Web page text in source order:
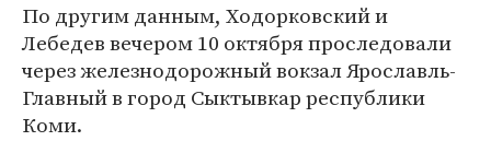
По другим данным, Ходорковский и
Лебедев вечером 10 октября проследовали
через железнодорожный вокзал Ярославль-
Главный в город Сыктывкар республики
Коми.